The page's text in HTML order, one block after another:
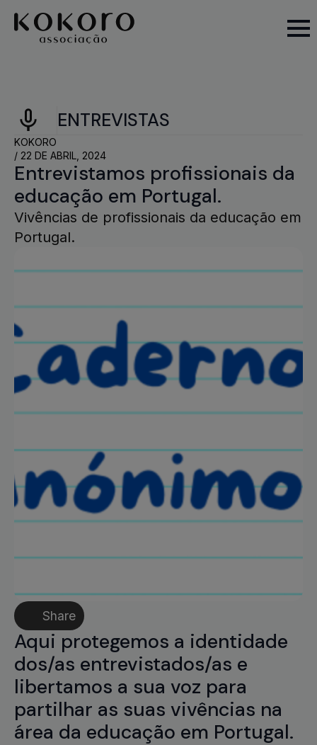
ENTREVISTAS
KOKORO
/ 22 DE ABRIL, 2024
Entrevistamos profissionais da
educação em Portugal.
Vivências de profissionais da educação em
Portugal.
Share
Aqui protegemos a identidade
dos/as entrevistados/as e
libertamos a sua voz para
partilhar as suas vivências na
área da educação em Portugal.